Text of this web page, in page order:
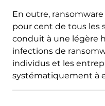
En outre,
pour cent de tous les
conduit à une légère
infections de
individus et les
systématiquement à